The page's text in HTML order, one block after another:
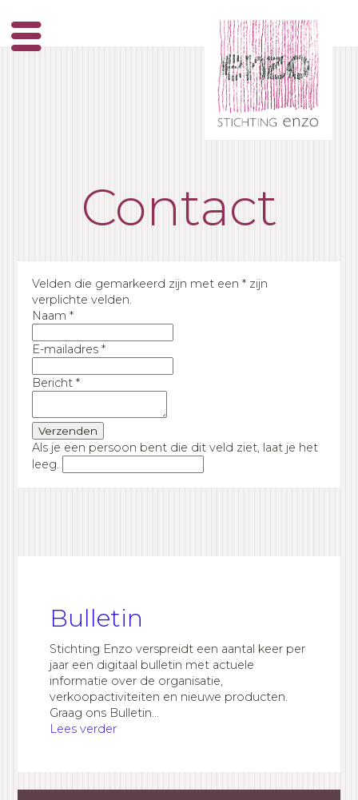
Skip
Contact
Velden die gemarkeerd zijn met een *zijn
verplichte velden.
Naam *
E-mailadres *
Bericht *
Als je een persoon bent die dit veld ziet, laat je het
leeg.
Bulletin
Stichting Enzo verspreidt een aantal keer per
jaar een digitaal bulletin met actuele
informatie over de organisatie,
verkoopactiviteiten en nieuwe producten.
Graag ons Bulletin...
Lees verder